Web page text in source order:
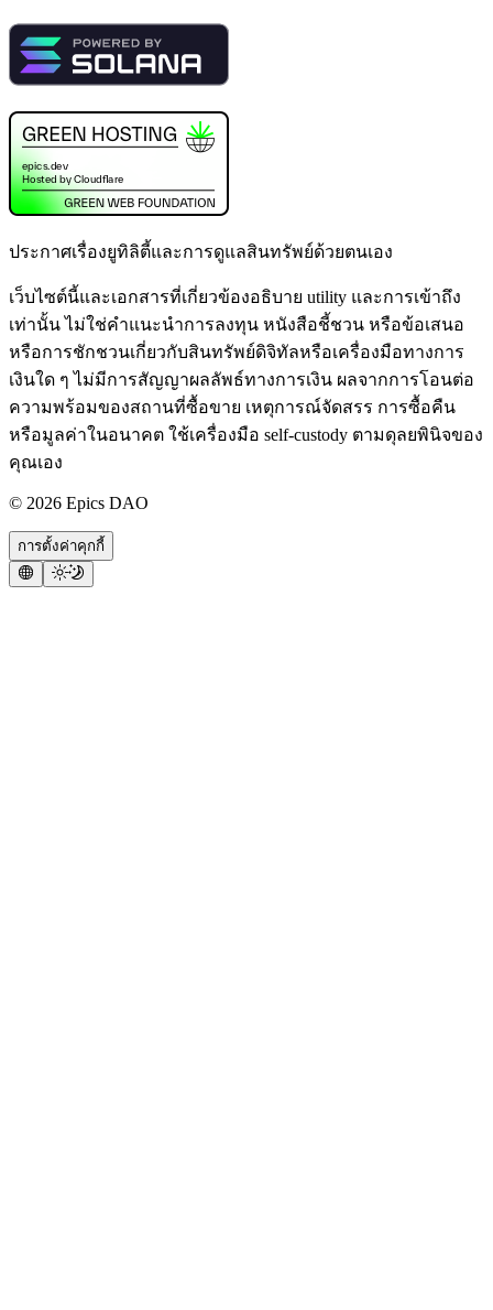
ประกาศเรื่องยูทิลิตี้และการดูแลสินทรัพย์ด้วยตนเอง
เว็บไซต์นี้และเอกสารที่เกี่ยวข้องอธิบาย utility และการเข้าถึง
เท่านั้น ไม่ใช่คำแนะนำการลงทุน หนังสือชี้ชวน หรือข้อเสนอ
หรือการชักชวนเกี่ยวกับสินทรัพย์ดิจิทัลหรือเครื่องมือทางการ
เงินใด ๆ ไม่มีการสัญญาผลลัพธ์ทางการเงิน ผลจากการโอนต่อ
ความพร้อมของสถานที่ซื้อขาย เหตุการณ์จัดสรร การซื้อคืน
หรือมูลค่าในอนาคต ใช้เครื่องมือ self-custody ตามดุลยพินิจของ
คุณเอง
© 2026 Epics DAO
การตั้งค่าคุกกี้